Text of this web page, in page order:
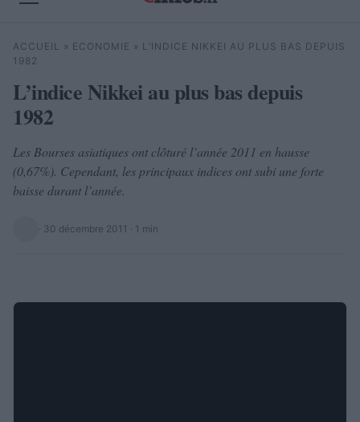
Rechercher ⌕ ×
ACCUEIL » ECONOMIE » L’INDICE NIKKEI AU PLUS BAS DEPUIS
1982
L’indice Nikkei au plus bas depuis
1982
Les Bourses asiatiques ont clôturé l’année 2011 en hausse
(0,67%). Cependant, les principaux indices ont subi une forte
baisse durant l’année.
· 30 décembre 2011 · 1 min